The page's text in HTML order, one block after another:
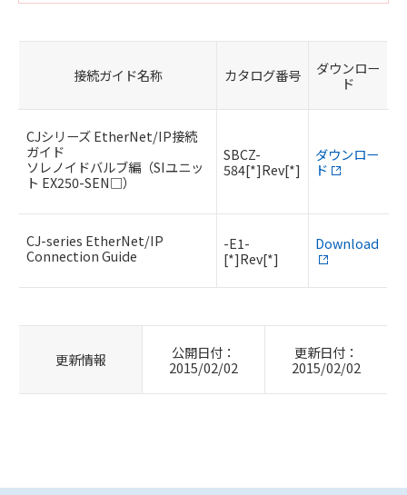
接続ガイド名称 カタログ番号
ダウンロー
ド
CJシリーズ EtherNet/IP接続
ガイド
ソレノイドバルブ編（SIユニッ
ト EX250-SEN□）
SBCZ-
584[*]Rev[*]
ダウンロー
ド
CJ-series EtherNet/IP
Connection Guide
-E1-
[*]Rev[*]
Download
更新情報
公開日付：
2015/02/02
更新日付：
2015/02/02